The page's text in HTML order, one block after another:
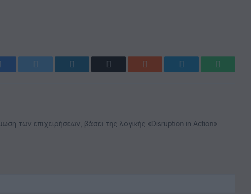
Twitter LinkedIn Email Reddit Telegram WhatsApp
των επιχειρήσεων, βάσει της λογικής «Disruption in Action»